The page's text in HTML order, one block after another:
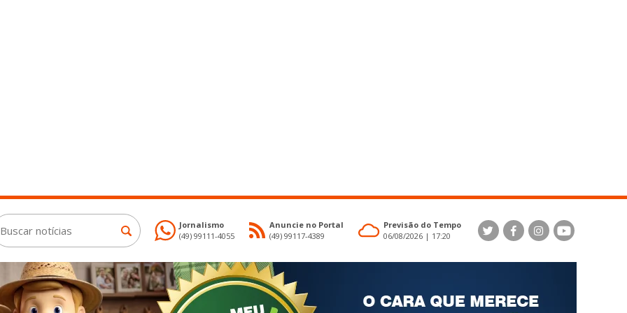
Jornalismo
(49) 99111-4055
Anuncie no Portal
(49) 99117-4389
Previsão do Tempo
06/08/2026 | 17:20